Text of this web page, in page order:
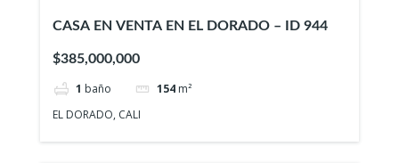
CASA EN VENTA EN EL DORADO – ID 944
$385,000,000
1 baño 154 m²
EL DORADO, CALI